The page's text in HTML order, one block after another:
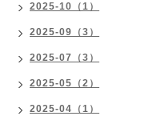
2025-10（1）
2025-09（3）
2025-07（3）
2025-05（2）
2025-04（1）